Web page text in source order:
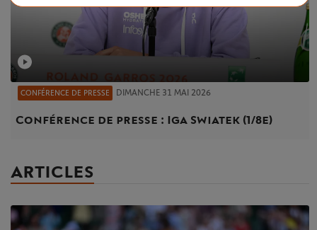
CONFÉRENCE DE PRESSE DIMANCHE 31 MAI 2026
Conférence de presse : Iga Swiatek (1/8e)
ARTICLES